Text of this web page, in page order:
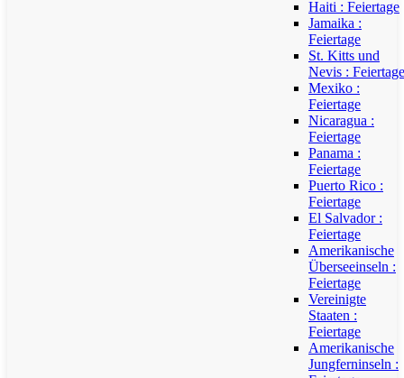
Haiti : Feiertage
Jamaika :
Feiertage
St. Kitts und
Nevis : Feiertage
Mexiko :
Feiertage
Nicaragua :
Feiertage
Panama :
Feiertage
Puerto Rico :
Feiertage
El Salvador :
Feiertage
Amerikanische
Überseeinseln :
Feiertage
Vereinigte
Staaten :
Feiertage
Amerikanische
Jungferninseln :